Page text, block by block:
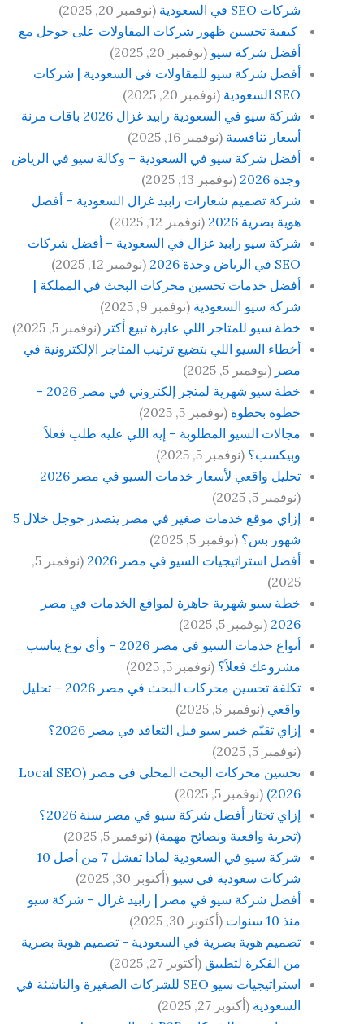
شركات SEO في السعودية
(نوفمبر 20, 2025)
كيفية تحسين ظهور شركات المقاولات على جوجل مع
أفضل شركة سيو (نوفمبر 20, 2025)
أفضل شركة سيو للمقاولات في السعودية | شركات
SEO السعودية
(نوفمبر 20, 2025)
شركة سيو في السعودية رابيد غزال 2026 باقات مرنة
أسعار تنافسية (نوفمبر 16, 2025)
أفضل شركة سيو في السعودية – وكالة سيو في الرياض
وجدة 2026
(نوفمبر 13, 2025)
شركة تصميم شعارات رابيد غزال السعودية – أفضل
هوية بصرية 2026
(نوفمبر 12, 2025)
شركة سيو رابيد غزال في السعودية – أفضل شركات
SEO في الرياض وجدة 2026
(نوفمبر 12, 2025)
أفضل خدمات تحسين محركات البحث في المملكة |
شركة سيو السعودية (نوفمبر 9, 2025)
خطة سيو للمتاجر اللي عايزة تبيع أكتر (نوفمبر 5, 2025)
أخطاء السيو اللي بتضيع ترتيب المتاجر الإلكترونية في
مصر (نوفمبر 5, 2025)
خطة سيو شهرية لمتجر إلكتروني في مصر 2026 –
خطوة بخطوة (نوفمبر 5, 2025)
مجالات السيو المطلوبة – إيه اللي عليه طلب فعلاً
وبيكسب؟ (نوفمبر 5, 2025)
تحليل واقعي لأسعار خدمات السيو في مصر 2026
(نوفمبر 5, 2025)
إزاي موقع خدمات صغير في مصر يتصدر جوجل خلال 5
شهور بس؟ (نوفمبر 5, 2025)
أفضل استراتيجيات السيو في مصر 2026
(نوفمبر 5,
2025)
خطة سيو شهرية جاهزة لمواقع الخدمات في مصر
2026 (نوفمبر 5, 2025)
أنواع خدمات السيو في مصر 2026 – وأي نوع يناسب
مشروعك فعلاً؟ (نوفمبر 5, 2025)
تكلفة تحسين محركات البحث في مصر 2026 – تحليل
واقعي (نوفمبر 5, 2025)
إزاي تقيّم خبير سيو قبل التعاقد في مصر 2026؟
(نوفمبر 5, 2025)
تحسين محركات البحث المحلي في مصر (Local SEO
2026) (نوفمبر 5, 2025)
إزاي تختار أفضل شركة سيو في مصر سنة 2026؟
(تجربة واقعية ونصائح مهمة) (نوفمبر 5, 2025)
شركة سيو في السعودية لماذا تفشل 7 من أصل 10
شركات سعودية في سيو (أكتوبر 30, 2025)
أفضل شركة سيو في مصر | رابيد غزال – شركة سيو
منذ 10 سنوات
(أكتوبر 30, 2025)
تصميم هوية بصرية في السعودية - تصميم هوية بصرية
من الفكرة لتطبيق (أكتوبر 27, 2025)
استراتيجيات سيو SEO للشركات الصغيرة والناشئة في
السعودية (أكتوبر 27, 2025)